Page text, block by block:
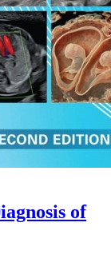
of